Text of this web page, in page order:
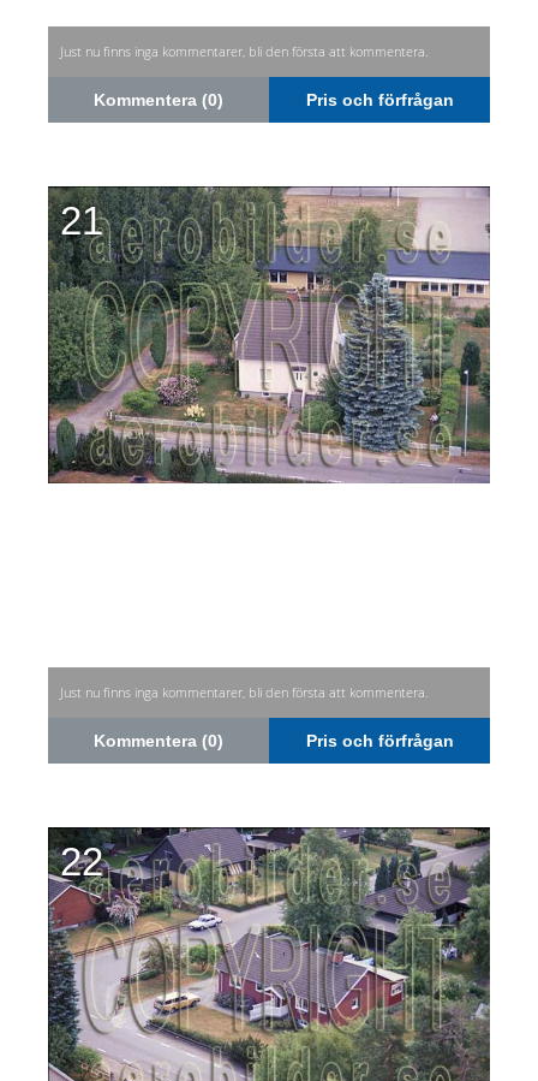
Just nu finns inga kommentarer, bli den första att kommentera.
Kommentera (0) Pris och förfrågan
21
Just nu finns inga kommentarer, bli den första att kommentera.
Kommentera (0) Pris och förfrågan
22